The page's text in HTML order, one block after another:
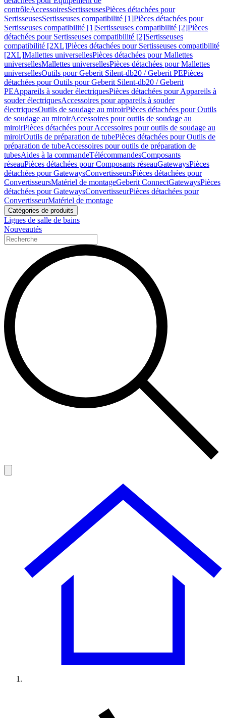
contrôleAccessoiresSertisseusesPièces détachées pour
SertisseusesSertisseuses compatibilité [1]Pièces détachées pour
Sertisseuses compatibilité [1]Sertisseuses compatibilité [2]Pièces
détachées pour Sertisseuses compatibilité [2]Sertisseuses
compatibilité [2XL]Pièces détachées pour Sertisseuses compatibilité
[2XL]Mallettes universellesPièces détachées pour Mallettes
universellesMallettes universellesPièces détachées pour Mallettes
universellesOutils pour Geberit Silent-db20 / Geberit PEPièces
détachées pour Outils pour Geberit Silent-db20 / Geberit
PEAppareils à souder électriquesPièces détachées pour Appareils à
souder électriquesAccessoires pour appareils à souder
électriquesOutils de soudage au miroirPièces détachées pour Outils
de soudage au miroirAccessoires pour outils de soudage au
miroirPièces détachées pour Accessoires pour outils de soudage au
miroirOutils de préparation de tubePièces détachées pour Outils de
préparation de tubeAccessoires pour outils de préparation de
tubesAides à la commandeTélécommandesComposants
réseauPièces détachées pour Composants réseauGatewaysPièces
détachées pour GatewaysConvertisseursPièces détachées pour
ConvertisseursMatériel de montageGeberit ConnectGatewaysPièces
détachées pour GatewaysConvertisseurPièces détachées pour
ConvertisseurMatériel de montage
Catégories de produits
Lignes de salle de bains
Nouveautés